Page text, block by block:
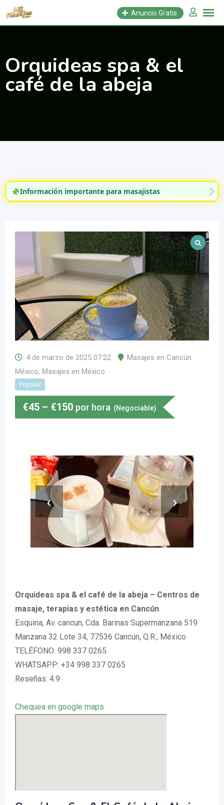
Saltar
Anuncio Gratis
Orquideas spa & el
café de la abeja
Información importante para masajistas
4 de marzo de 2025 07:22
Masajes en Cancún
México, Masajes en México
Popular
€45 – €150 por hora (Negociable)
‹ ›
Orquideas spa & el café de la abeja – Centros de
masaje, terapias y estética en Cancún
Esquina, Av. cancun, Cda. Barinas Supermanzana 519
Manzana 32 Lote 34, 77536 Cancún, Q.R., México
TELÉFONO: 998 337 0265
WHATSAPP: +34 998 337 0265
Reseñas: 4.9
Chequea en google maps